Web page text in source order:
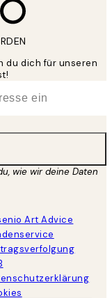
du dich für unseren
wie wir deine Daten
Art Advice